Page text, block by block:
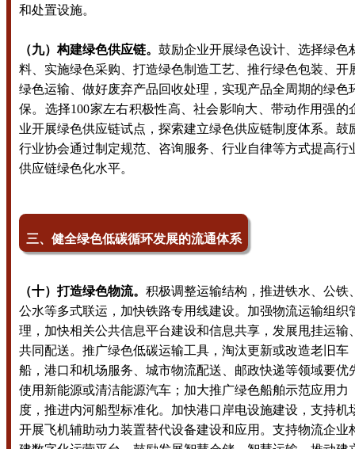
和处置设施。
（九）构建绿色供应链。 鼓励企业开展绿色设计、选择绿色
料、实施绿色采购、打造绿色制造工艺、推行绿色包装、开
绿色运输、做好废弃产品回收处理，实现产品全周期的绿色
保。选择100家左右积极性高、社会影响大、带动作用强的
业开展绿色供应链试点，探索建立绿色供应链制度体系。鼓
行业协会通过制定规范、咨询服务、行业自律等方式提高行
供应链绿色化水平。
三、健全绿色低碳循环发展的流通体系
（十）打造绿色物流。 积极调整运输结构，推进铁水、公铁
公水等多式联运，加快铁路专用线建设。加强物流运输组织
理，加快相关公共信息平台建设和信息共享，发展甩挂运输
共同配送。推广绿色低碳运输工具，淘汰更新或改造老旧车
船，港口和机场服务、城市物流配送、邮政快递等领域要优
使用新能源或清洁能源汽车；加大推广绿色船舶示范应用力
度，推进内河船型标准化。加快港口岸电设施建设，支持机
开展飞机辅助动力装置替代设备建设和应用。支持物流企业